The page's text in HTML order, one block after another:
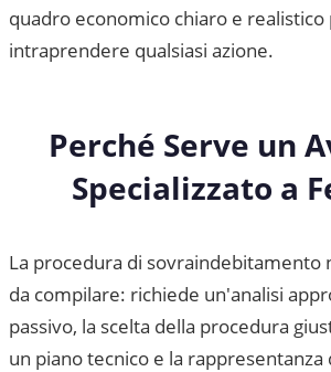
quadro economico chiaro e realistico
intraprendere qualsiasi azione.
Perché Serve un
Specializzato a
La procedura di sovraindebitamento
da compilare: richiede un'analisi
passivo, la scelta della procedura
un piano tecnico e la rappresentanza